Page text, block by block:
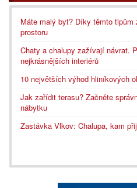
Máte malý byt? Díky těmto
prostoru
Chaty a chalupy zažívají návrat.
nejkrásnějších interiérů
10 největších výhod hliníkových
Jak zařídit terasu? Začněte
nábytku
Zastávka Vlkov: Chalupa, kam